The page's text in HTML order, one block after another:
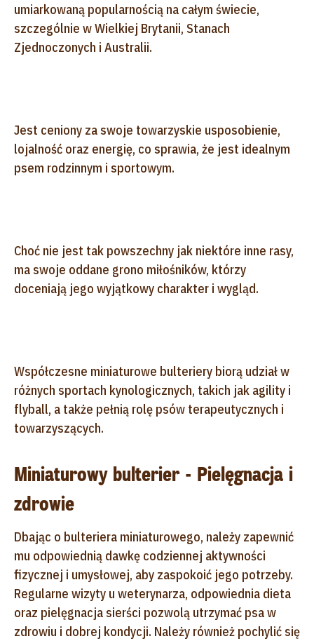
umiarkowaną popularnością na całym świecie,
szczególnie w Wielkiej Brytanii, Stanach
Zjednoczonych i Australii.
Jest ceniony za swoje towarzyskie usposobienie,
lojalność oraz energię, co sprawia, że jest idealnym
psem rodzinnym i sportowym.
Choć nie jest tak powszechny jak niektóre inne rasy,
ma swoje oddane grono miłośników, którzy
doceniają jego wyjątkowy charakter i wygląd.
Współczesne miniaturowe bulteriery biorą udział w
różnych sportach kynologicznych, takich jak agility i
flyball, a także pełnią rolę psów terapeutycznych i
towarzyszących.
Miniaturowy bulterier - Pielęgnacja i
zdrowie
Dbając o bulteriera miniaturowego, należy zapewnić
mu odpowiednią dawkę codziennej aktywności
fizycznej i umysłowej, aby zaspokoić jego potrzeby.
Regularne wizyty u weterynarza, odpowiednia dieta
oraz pielęgnacja sierści pozwolą utrzymać psa w
zdrowiu i dobrej kondycji. Należy również pochylić się